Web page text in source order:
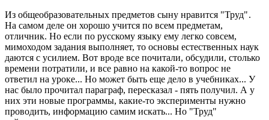
Из общеобразовательных предметов сыну нравится "Труд".
На самом деле он хорошо учится по всем предметам,
отличник. Но если по русскому языку ему легко совсем,
мимоходом задания выполняет, то основы естественных наук
даются с усилием. Вот вроде все почитали, обсудили, столько
времени потратили, и все равно на какой-то вопрос не
ответил на уроке... Но может быть еще дело в учебниках... У
нас было прочитал параграф, пересказал - пять получил. А у
них эти новые программы, какие-то эксперименты нужно
проводить, информацию самим искать... Но "Труд"